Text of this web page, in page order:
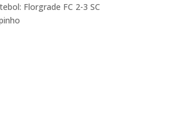
Florgrade FC 2-3 SC